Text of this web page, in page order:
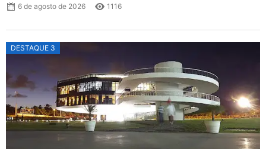
6 de agosto de 2026 1116
DESTAQUE 3